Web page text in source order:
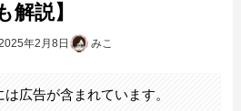
解説】
年2月8日 みこ
広告が含まれています。